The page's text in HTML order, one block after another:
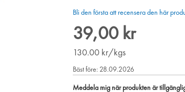
Bli den första att recensera den här
39,00 kr
130.00 kr/kgs
Bäst före: 28.09.2026
Meddela mig när produkten är